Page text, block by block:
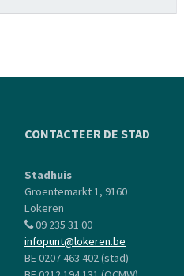
CONTACTEER DE STAD
Stadhuis
Groentemarkt 1, 9160
Lokeren
09 235 31 00
infopunt@lokeren.be
BE 0207 463 402 (stad)